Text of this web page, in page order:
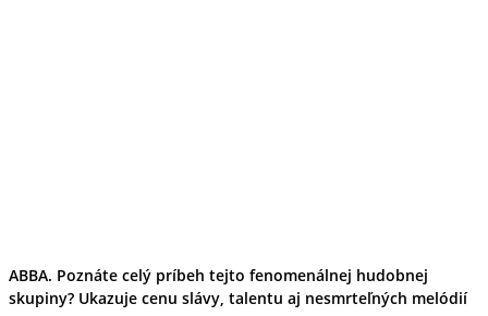
ABBA. Poznáte celý príbeh tejto fenomenálnej hudobnej
skupiny? Ukazuje cenu slávy, talentu aj nesmrteľných melódií